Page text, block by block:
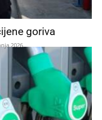
goriva
2026.